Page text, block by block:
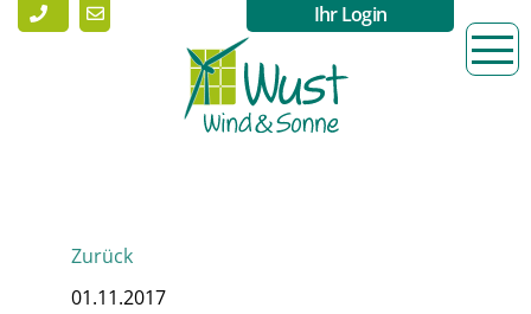
Ihr Login
Zurück
01.11.2017